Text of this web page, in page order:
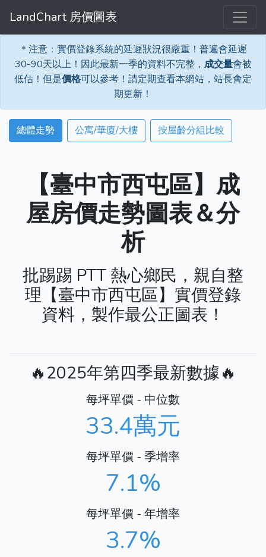
LandChart 房價圖表
＊注意：實價登錄系統的延遲狀況很嚴重！普遍會延遲
30-90天以上！因此最新一季的資料不完整， 成交量會被
低估！但是價格可以參考！請定期查看本網站，站長會定
期更新！
總體走勢 公寓/華廈/大樓 按屋齡分組比較
【臺中市西屯區】成
屋房價走勢圖表＆分
析
批踢踢 PTT 熱心鄉民，親自整
理【臺中市西屯區】實價登錄
資料，製作最公正圖表！
🔥2025年第四季最新數據🔥
每坪單價 - 中位數
33.4萬元
每坪單價 - 季增率
7.1%
每坪單價 - 年增率
3.7%